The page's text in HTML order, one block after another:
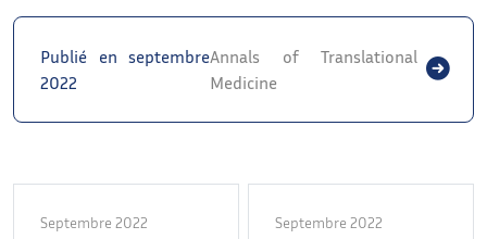
Publié en septembre
2022
Annals of Translational
Medicine
Septembre 2022 Septembre 2022